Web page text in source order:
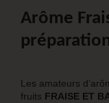
Arôme
Les amateurs
fruits FRAISE ET